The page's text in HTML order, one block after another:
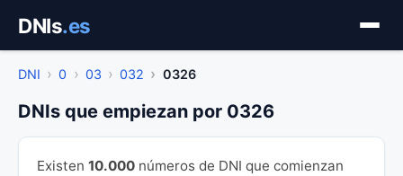
contenido
DNIs.es
DNI 0 03 032 0326
DNIs que empiezan por 0326
Existen 10.000 números de DNI que comienzan